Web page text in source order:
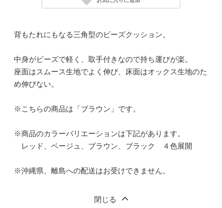
背もたれにもなる三角型のビーズクッション。
中身がビーズで軽く、取手付きなので持ち運びが楽。
座面はスムース生地でよく伸び、床面はオックス生地のた
め伸びない。
※こちらの商品は「ブラウン」です。
※商品のカラーバリエーションは下記があります。
レッド、ベージュ、ブラウン、ブラック ４色展開
※沖縄県、離島への配送はお受けできません。
閉じる